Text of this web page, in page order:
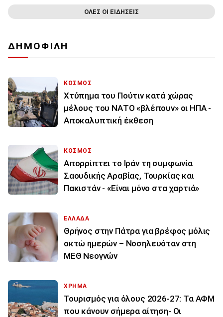
ΟΛΕΣ ΟΙ ΕΙΔΗΣΕΙΣ
ΔΗΜΟΦΙΛΗ
ΚΟΣΜΟΣ
Χτύπημα του Πούτιν κατά χώρας
μέλους του ΝΑΤΟ «βλέπουν» οι ΗΠΑ -
Αποκαλυπτική έκθεση
ΚΟΣΜΟΣ
Απορρίπτει το Ιράν τη συμφωνία
Σαουδικής Αραβίας, Τουρκίας και
Πακιστάν - «Είναι μόνο στα χαρτιά»
ΕΛΛΑΔΑ
Θρήνος στην Πάτρα για βρέφος μόλις
οκτώ ημερών – Νοσηλευόταν στη
ΜΕΘ Νεογνών
ΧΡΗΜΑ
Τουρισμός για όλους 2026-27: Τα ΑΦΜ
που κάνουν σήμερα αίτηση- Οι